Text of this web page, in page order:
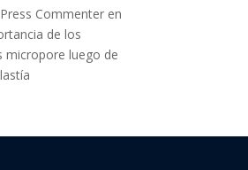
Commenter en
de los
micropore luego de